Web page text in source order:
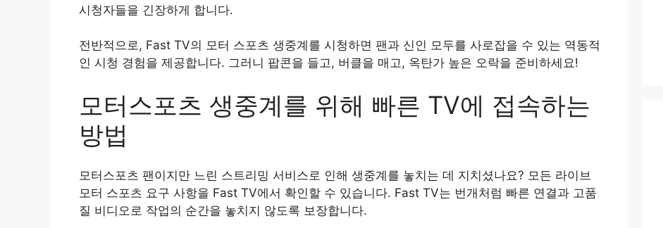
시청자들을 긴장하게 합니다.
전반적으로, Fast TV의 모터 스포츠 생중계를 시청하면 팬과 신인 모두를 사로잡을 수 있는 역동적
인 시청 경험을 제공합니다. 그러니 팝콘을 들고, 버클을 매고, 옥탄가 높은 오락을 준비하세요!
모터스포츠 생중계를 위해 빠른 TV에 접속하는
방법
모터스포츠 팬이지만 느린 스트리밍 서비스로 인해 생중계를 놓치는 데 지치셨나요? 모든 라이브
모터 스포츠 요구 사항을 Fast TV에서 확인할 수 있습니다. Fast TV는 번개처럼 빠른 연결과 고품
질 비디오로 작업의 순간을 놓치지 않도록 보장합니다.